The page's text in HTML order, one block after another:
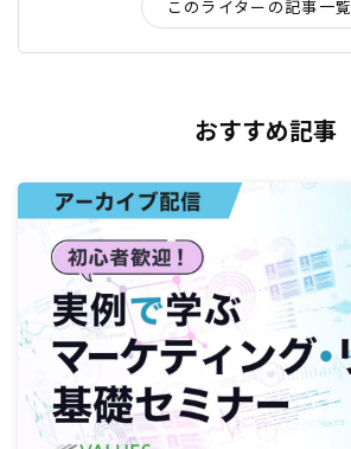
このライターの記事一覧
おすすめ記事